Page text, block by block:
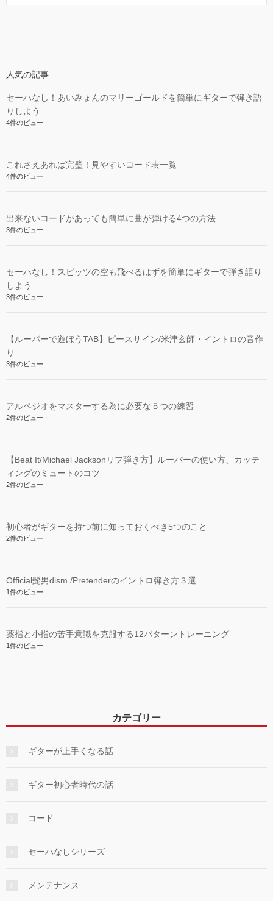
人気の記事
セーハなし！あいみょんのマリーゴールドを簡単にギターで弾き語
りしよう
4件のビュー
これさえあれば完璧！見やすいコード表一覧
4件のビュー
出来ないコードがあっても簡単に曲が弾ける4つの方法
3件のビュー
セーハなし！スピッツの空も飛べるはずを簡単にギターで弾き語り
しよう
3件のビュー
【ルーパーで遊ぼうTAB】ピースサイン/米津玄師・イントロの音作
り
3件のビュー
アルペジオをマスターする為に必要な５つの練習
2件のビュー
【Beat It/Michael Jacksonリフ弾き方】ルーパーの使い方、カッテ
ィングのミュートのコツ
2件のビュー
初心者がギターを持つ前に知っておくべき5つのこと
2件のビュー
Official髭男dism /Pretenderのイントロ弾き方３選
1件のビュー
薬指と小指の苦手意識を克服する12パターントレーニング
1件のビュー
カテゴリー
ギターが上手くなる話
ギター初心者時代の話
コード
セーハなしシリーズ
メンテナンス